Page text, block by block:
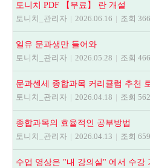
토니치 PDF 【무료】 란 개설
토니치_관리자 | 2026.06.16 | 조회 366
일유 문과생만 들어와
토니치_관리자 | 2026.05.28 | 조회 466
문과센세 종합과목 커리큘럼 추천
토니치_관리자 | 2026.04.18 | 조회 562
종합과목의 효율적인 공부방법
토니치_관리자 | 2026.04.13 | 조회 659
수업 영상은 "내 강의실" 에서 수강